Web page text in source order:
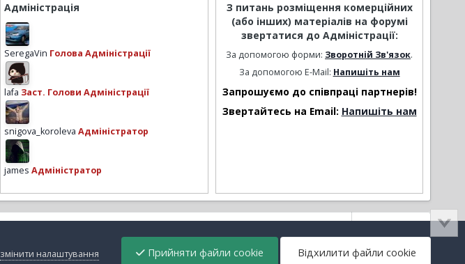
Адміністрація
SeregaVin Голова Адміністрації
lafa Заст. Голови Адміністрації
snigova_koroleva Адміністратор
james Адміністратор
З питань розміщення комерційних
(або інших) матеріалів на форумі
звертатися до Адміністрації:
За допомогою форми: Зворотній Зв'язок.
За допомогою E-Mail: Напишіть нам
Запрошуємо до співпраці партнерів!
Звертайтесь на Email: Напишіть нам
змінити налаштування
Прийняти файли cookie Відхилити файли cookie